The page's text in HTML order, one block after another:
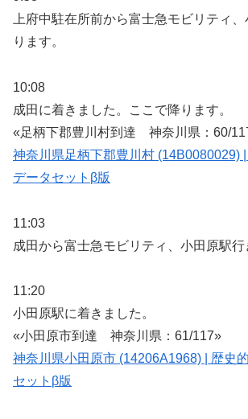
上府中駐在所前から富士急モビリティ
ります。
10:08
成田に着きました。ここで降ります。
«足柄下郡豊川村到達 神奈川県：60/
神奈川県足柄下郡豊川村 (14B0080029)
データセットβ版
11:03
成田から富士急モビリティ、小田原駅行
11:20
小田原駅に着きました。
«小田原市到達 神奈川県：61/117»
神奈川県小田原市 (14206A1968) | 歴史
セットβ版